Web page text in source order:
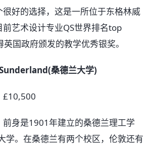
好的选择，这是一所位于东格林威
艺术设计专业QS世界排名top
国政府颁发的教学优秀银奖。
桑德兰大学)
£10,500
前身是1901年建立的桑德兰理工学
学。在桑德兰有两个校区，伦敦还有